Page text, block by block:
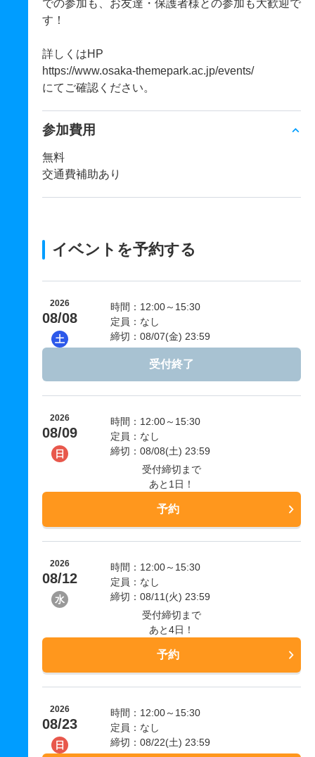
での参加も、お友達・保護者様との参加も大歓迎で
す！
詳しくはHP
https://www.osaka-themepark.ac.jp/events/
にてご確認ください。
参加費用
無料
交通費補助あり
イベントを予約する
2026
08/08
土
時間：12:00～15:30
定員：なし
締切：08/07(金) 23:59
受付終了
2026
08/09
日
時間：12:00～15:30
定員：なし
締切：08/08(土) 23:59
受付締切まで
あと1日！
予約
2026
08/12
水
時間：12:00～15:30
定員：なし
締切：08/11(火) 23:59
受付締切まで
あと4日！
予約
2026
08/23
日
時間：12:00～15:30
定員：なし
締切：08/22(土) 23:59